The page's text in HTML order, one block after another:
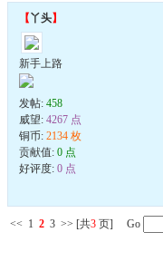
【丫头】
新手上路
发帖: 458
威望: 4267 点
铜币: 2134 枚
贡献值: 0 点
好评度: 0 点
<< 1 2 3 >> [共3 页] Go